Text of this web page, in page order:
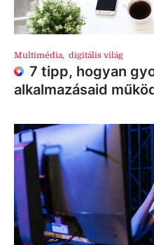
Multimédia, digitális világ
7 tipp, hogyan
alkalmazásaid